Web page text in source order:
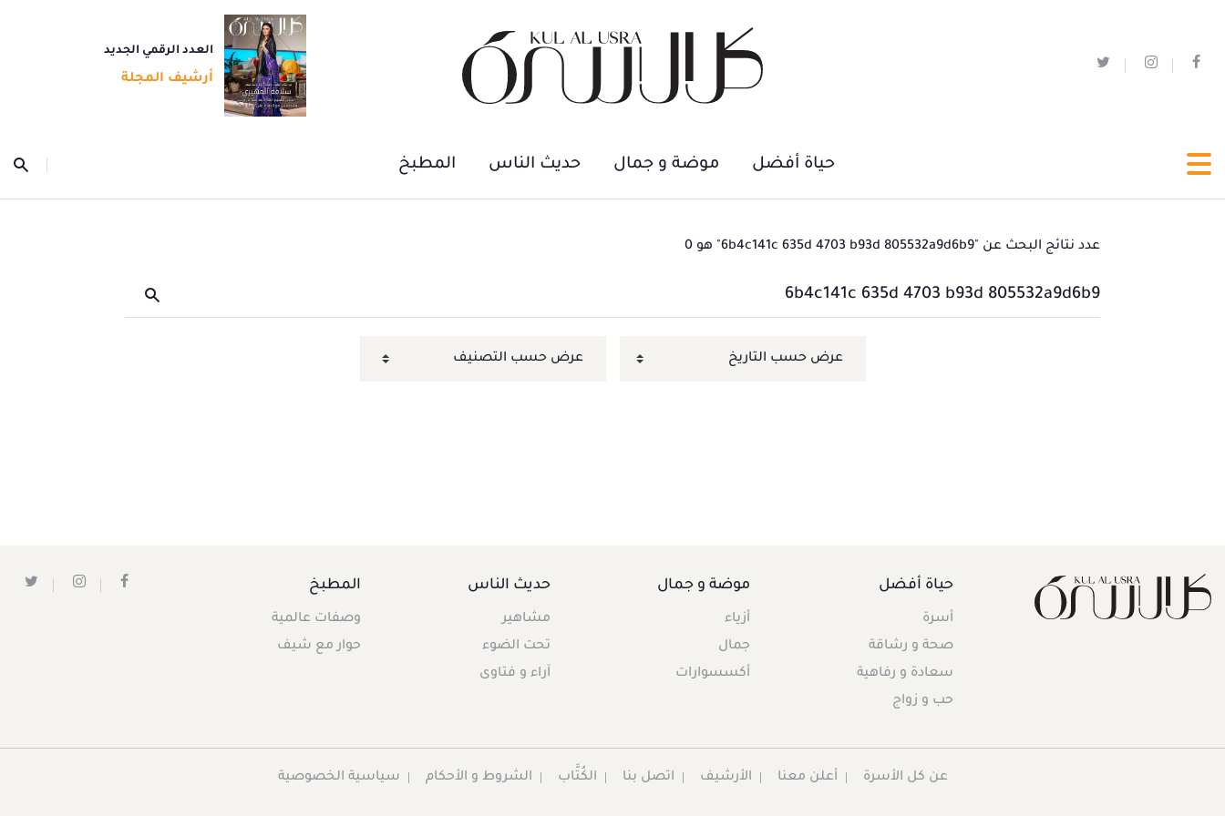
العدد الرقمي الجديد
أرشيف المجلة
حياة أفضل موضة و جمال حديث الناس المطبخ
عدد نتائج البحث عن "6b4c141c 635d 4703 b93d 805532a9d6b9" هو 0
حياة أفضل
أسرة
صحة و رشاقة
سعادة و رفاهية
حب و زواج
موضة و جمال
أزياء
جمال
أكسسوارات
حديث الناس
مشاهير
تحت الضوء
آراء و فتاوى
المطبخ
وصفات عالمية
حوار مع شيف
عن كل الأسرة أعلن معنا الأرشيف اتصل بنا الكُتَّاب الشروط و الأحكام سياسية الخصوصية